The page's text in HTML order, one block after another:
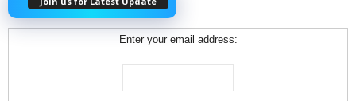
Enter your email address: